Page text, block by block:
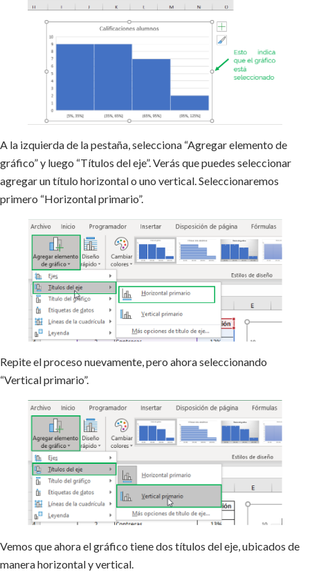
A la izquierda de la pestaña, selecciona “Agregar elemento de
gráfico” y luego “Títulos del eje”. Verás que puedes seleccionar
agregar un título horizontal o uno vertical. Seleccionaremos
primero “Horizontal primario”.
Repite el proceso nuevamente, pero ahora seleccionando
“Vertical primario”.
Vemos que ahora el gráfico tiene dos títulos del eje, ubicados de
manera horizontal y vertical.